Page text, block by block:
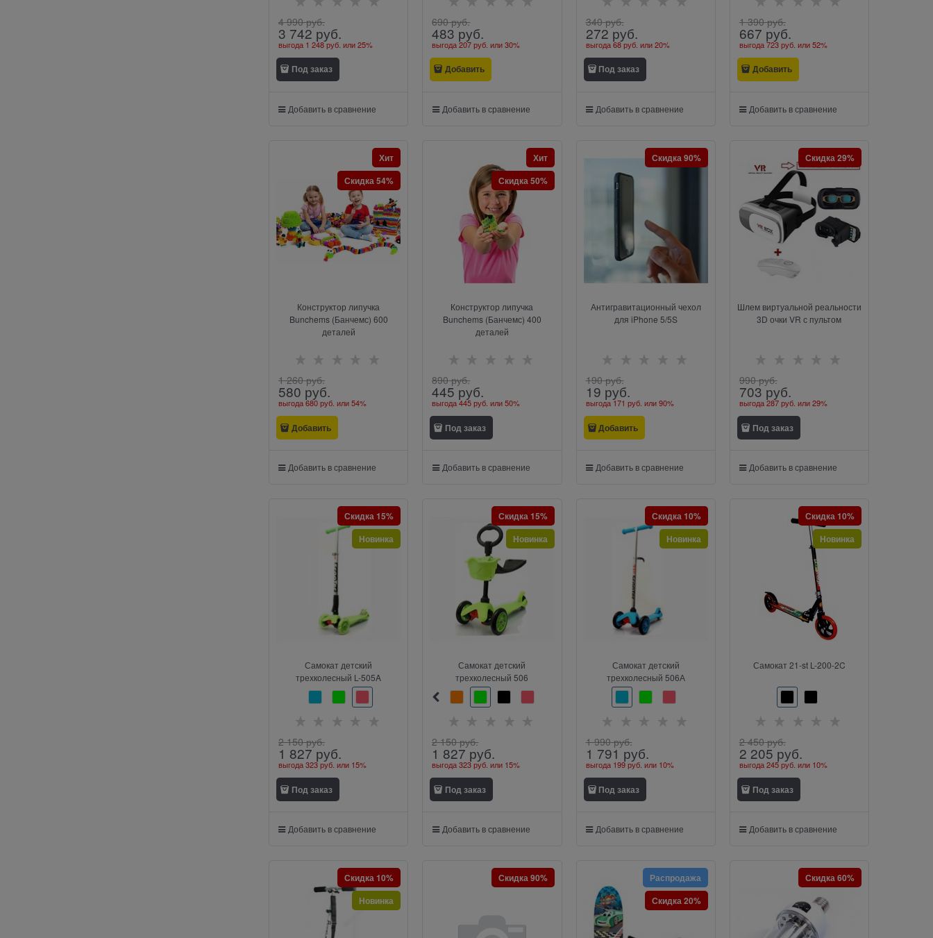
4 990 руб.
3 742 руб.
выгода 1 248 руб. или25%
Под заказ
Добавить в сравнение
690 руб.
483 руб.
выгода207 руб. или30%
Добавить
Добавить в сравнение
340 руб.
272 руб.
выгода68 руб. или20%
Под заказ
Добавить в сравнение
1 390 руб.
667 руб.
выгода723 руб. или52%
Добавить
Добавить в сравнение
Конструктор липучка
Bunchems (Банчемс) 600
деталей
Хит
Скидка 54%
1 260 руб.
580 руб.
выгода680 руб. или54%
Добавить
Добавить в сравнение
Конструктор липучка
Bunchems (Банчемс) 400
деталей
Хит
Скидка 50%
890 руб.
445 руб.
выгода445 руб. или50%
Под заказ
Добавить в сравнение
Антигравитационный чехол
для iPhone 5/5S
Скидка 90%
190 руб.
19 руб.
выгода171 руб. или90%
Добавить
Добавить в сравнение
Шлем виртуальной реальности
3D очки VR с пультом
Скидка 29%
990 руб.
703 руб.
выгода287 руб. или29%
Под заказ
Добавить в сравнение
Самокат детский
трехколесный L-505A
Скидка 15%
Новинка
2 150 руб.
1 827 руб.
выгода323 руб. или 15%
Под заказ
Добавить в сравнение
Самокат детский
трехколесный 506
Скидка 15%
Новинка
2 150 руб.
1 827 руб.
выгода323 руб. или 15%
Под заказ
Добавить в сравнение
Самокат детский
трехколесный 506А
Скидка 10%
Новинка
1 990 руб.
1 791 руб.
выгода 199 руб. или 10%
Под заказ
Добавить в сравнение
Самокат 21-st L-200-2C
Скидка 10%
Новинка
2 450 руб.
2 205 руб.
выгода245 руб. или 10%
Под заказ
Добавить в сравнение
Скидка 10%
Новинка
Скидка 90%
Распродажа
Скидка 20%
Скидка 60%